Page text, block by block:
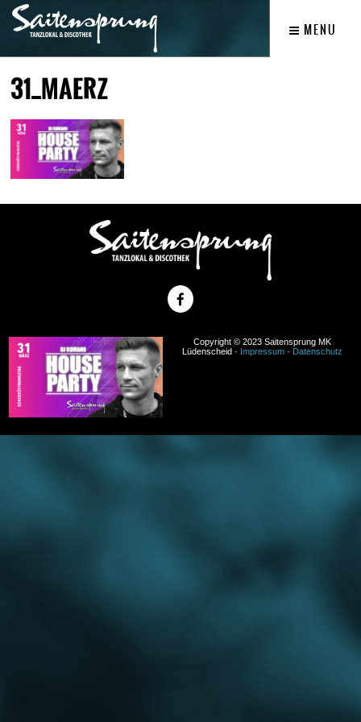
MENU
31_MAERZ
Copyright © 2023 Saitensprung MK
Lüdenscheid · Impressum · Datenschutz